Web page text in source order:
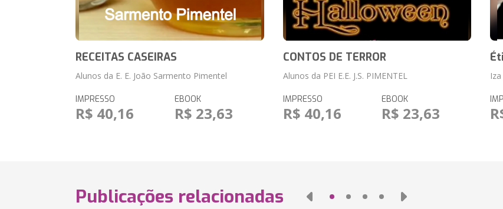
RECEITAS CASEIRAS
Alunos da E. E. João Sarmento Pimentel
IMPRESSO
R$ 40,16
EBOOK
R$ 23,63
CONTOS DE TERROR
Alunos da PEI E.E. J.S. PIMENTEL
IMPRESSO
R$ 40,16
EBOOK
R$ 23,63
Iza
Publicações relacionadas